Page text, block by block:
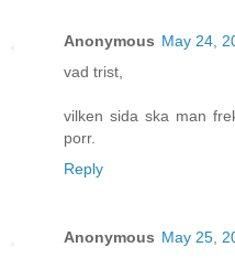
Anonymous May 24,
vad trist,
vilken sida ska man
porr.
Reply
Anonymous May 25,